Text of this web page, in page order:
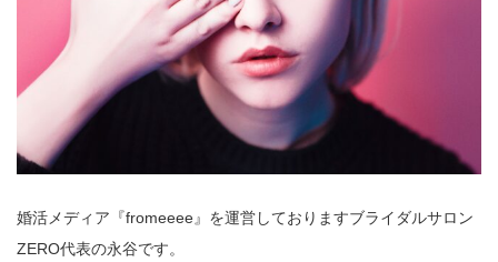
婚活メディア『fromeeee』を運営しておりますブライダルサロン
ZERO代表の永谷です。